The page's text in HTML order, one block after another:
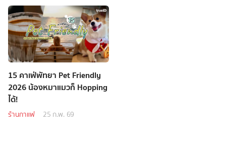
15 คาเฟ่พัทยา Pet Friendly
2026 น้องหมาแมวก็ Hopping
ได้!
ร้านกาแฟ 25 ก.พ. 69